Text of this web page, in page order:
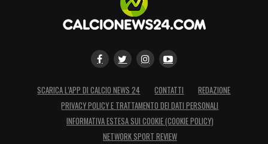
SCARICA L’APP DI CALCIO NEWS 24 CONTATTI
REDAZIONE
PRIVACY POLICY E TRATTAMENTO DEI DATI PERSONALI
INFORMATIVA ESTESA SUI COOKIE (COOKIE POLICY)
NETWORK SPORT REVIEW